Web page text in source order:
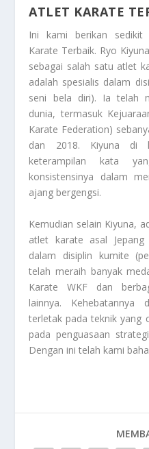
ATLET KARATE
Ini kami berikan sedikit
Karate Terbaik. Ryo
sebagai salah satu atlet
adalah spesialis dalam
seni bela diri). Ia telah
dunia, termasuk
Karate Federation)
dan 2018. Kiyuna di
keterampilan kata
konsistensinya dalam
ajang bergengsi.
Kemudian selain Kiyuna,
atlet karate asal
dalam disiplin kumite
telah meraih banyak
Karate WKF dan
lainnya.
terletak pada teknik yang
pada penguasaan
Dengan ini telah kami